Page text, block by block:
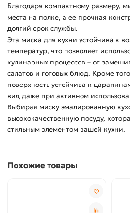
Благодаря компактному размеру,
места на полке, а ее прочная
долгий срок службы.
Эта миска для кухни устойчива к
температур, что позволяет
кулинарных процессов – от
салатов и готовых блюд. Кроме
поверхность устойчива к
вид даже при активном
Выбирая миску эмалированную
высококачественную посуду,
стильным элементом вашей кухни.
Похожие товары